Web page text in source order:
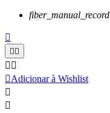
fiber_manual_record

 
 
Adicionar à Wishlist

